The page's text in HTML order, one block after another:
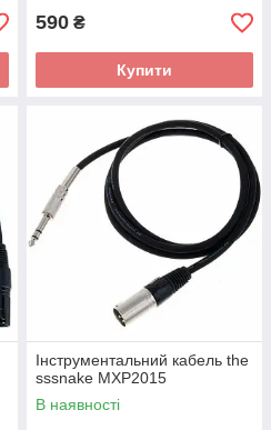
590 ₴
Купити
Інструментальний кабель the
sssnake MXP2015
В наявності